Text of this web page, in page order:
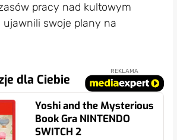
pracy nad kultowym
ujawnili swoje plany na
dla Ciebie
REKLAMA
Yoshi and the Mysterious
Book Gra NINTENDO
SWITCH 2